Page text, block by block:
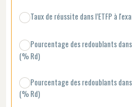
Taux de réussite dans l’ETFP à
Pourcentage des redoublants dans
(% Rd)
Pourcentage des redoublants dans
(% Rd)